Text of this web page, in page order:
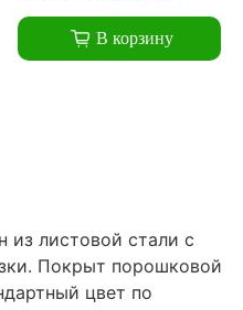
В корзину
из листовой стали с
Покрыт порошковой
цвет по